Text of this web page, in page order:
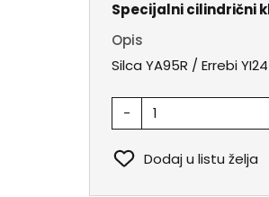
Specijalni cilindrični
Opis
Silca YA95R / Errebi YI24
-
Dodaj u listu želja